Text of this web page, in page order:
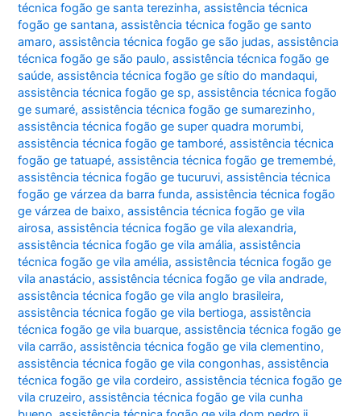
técnica fogão ge santa terezinha,assistência técnica
fogão ge santana,assistência técnica fogão ge santo
amaro,assistência técnica fogão ge são judas,assistência
técnica fogão ge são paulo,assistência técnica fogão ge
saúde,assistência técnica fogão ge sítio do mandaqui,
assistência técnica fogão ge sp,assistência técnica fogão
ge sumaré,assistência técnica fogão ge sumarezinho,
assistência técnica fogão ge super quadra morumbi,
assistência técnica fogão ge tamboré,assistência técnica
fogão ge tatuapé,assistência técnica fogão ge tremembé,
assistência técnica fogão ge tucuruvi,assistência técnica
fogão ge várzea da barra funda,assistência técnica fogão
ge várzea de baixo,assistência técnica fogão ge vila
airosa,assistência técnica fogão ge vila alexandria,
assistência técnica fogão ge vila amália,assistência
técnica fogão ge vila amélia,assistência técnica fogão ge
vila anastácio,assistência técnica fogão ge vila andrade,
assistência técnica fogão ge vila anglo brasileira,
assistência técnica fogão ge vila bertioga,assistência
técnica fogão ge vila buarque,assistência técnica fogão ge
vila carrão,assistência técnica fogão ge vila clementino,
assistência técnica fogão ge vila congonhas,assistência
técnica fogão ge vila cordeiro,assistência técnica fogão ge
vila cruzeiro,assistência técnica fogão ge vila cunha